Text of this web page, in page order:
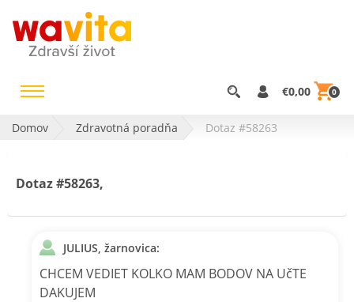
€0,00 0
Domov Zdravotná poradňa Dotaz #58263
Dotaz #58263,
JULIUS, žarnovica:
CHCEM VEDIET KOLKO MAM BODOV NA UčTE
DAKUJEM